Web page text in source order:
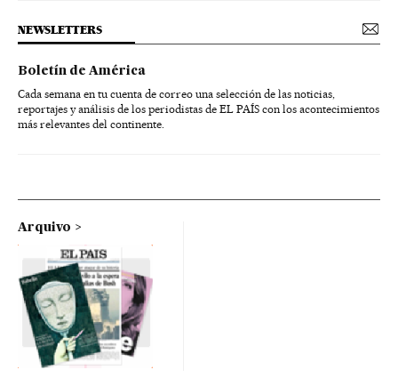
NEWSLETTERS
Boletín de América
Cada semana en tu cuenta de correo una selección de las noticias,
reportajes y análisis de los periodistas de EL PAÍS con los acontecimientos
más relevantes del continente.
Arquivo